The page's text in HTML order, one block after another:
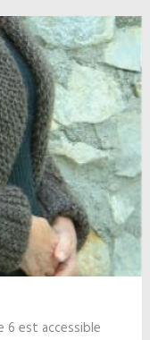
est accessible